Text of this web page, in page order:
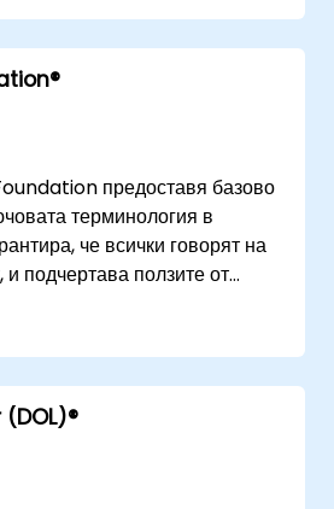
интеграция,
и внедряване,
еластични
човешки аспекти и
предоставя базово
терминология в
че всички говорят на
подчертава ползите от